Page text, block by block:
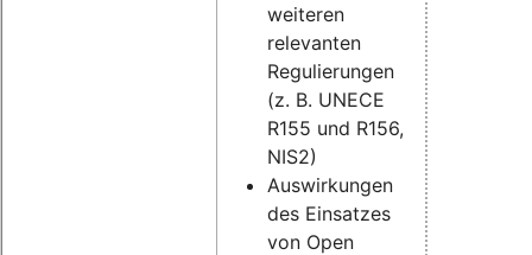
weiteren
relevanten
Regulierungen
(z. B. UNECE
R155 und R156,
NIS2)
Auswirkungen
des Einsatzes
von Open